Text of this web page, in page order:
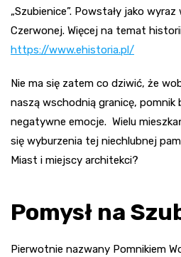
„Szubienice”. Powstały jako
Czerwonej. Więcej na temat
https://www.ehistoria.pl/
Nie ma się zatem co dziwić, że
naszą wschodnią granicę, pomnik
negatywne emocje. Wielu
się wyburzenia tej niechlubnej
Miast i miejscy architekci?
Pomysł na
Pierwotnie nazwany Pomnikiem